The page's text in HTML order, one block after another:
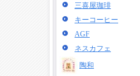
三喜屋珈琲
キーコーヒー
AGF
ネスカフェ
陶和